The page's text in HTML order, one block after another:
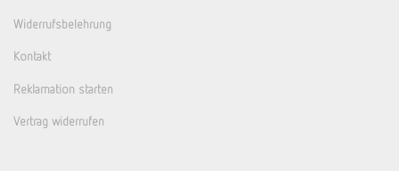
Widerrufsbelehrung
Kontakt
Reklamation starten
Vertrag widerrufen